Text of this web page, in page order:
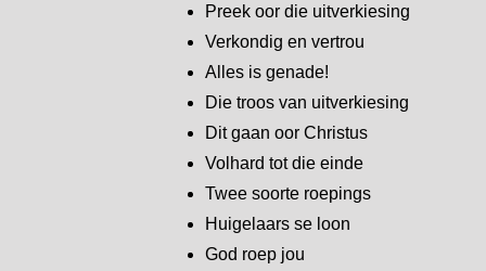
Preek oor die uitverkiesing
Verkondig en vertrou
Alles is genade!
Die troos van uitverkiesing
Dit gaan oor Christus
Volhard tot die einde
Twee soorte roepings
Huigelaars se loon
God roep jou